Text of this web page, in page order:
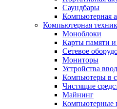
Саундбары
Компьютерная
Компьютерная
Моноблоки
Карты памяти
Сетевое
Мониторы
Устройства
Компьютеры в
Чистящие
Майнинг
Компьютерные